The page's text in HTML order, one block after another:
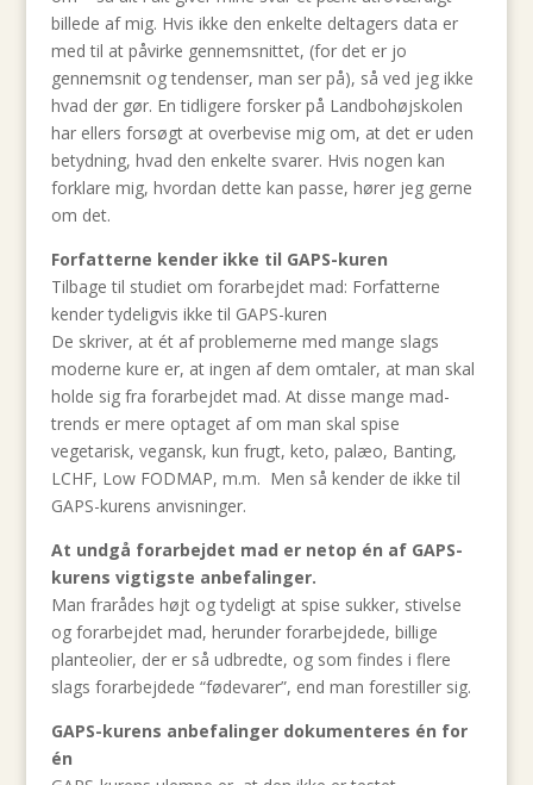
billede af mig. Hvis ikke den enkelte deltagers data er
med til at påvirke gennemsnittet, (for det er jo
gennemsnit og tendenser, man ser på), så ved jeg ikke
hvad der gør. En tidligere forsker på Landbohøjskolen
har ellers forsøgt at overbevise mig om, at det er uden
betydning, hvad den enkelte svarer. Hvis nogen kan
forklare mig, hvordan dette kan passe, hører jeg gerne
om det.
Forfatterne kender ikke til GAPS-kuren
Tilbage til studiet om forarbejdet mad: Forfatterne
kender tydeligvis ikke til GAPS-kuren
De skriver, at ét af problemerne med mange slags
moderne kure er, at ingen af dem omtaler, at man skal
holde sig fra forarbejdet mad. At disse mange mad-
trends er mere optaget af om man skal spise
vegetarisk, vegansk, kun frugt, keto, palæo, Banting,
LCHF, Low FODMAP, m.m. Men så kender de ikke til
GAPS-kurens anvisninger.
At undgå forarbejdet mad er netop én af GAPS-
kurens vigtigste anbefalinger.
Man frarådes højt og tydeligt at spise sukker, stivelse
og forarbejdet mad, herunder forarbejdede, billige
planteolier, der er så udbredte, og som findes i flere
slags forarbejdede “fødevarer”, end man forestiller sig.
GAPS-kurens anbefalinger dokumenteres én for
én